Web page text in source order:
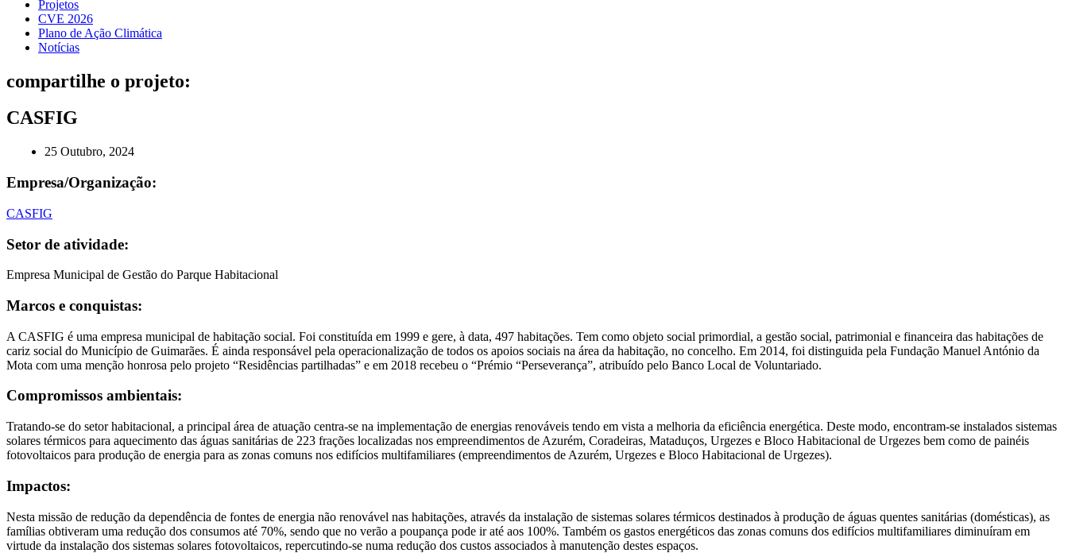
Projetos
CVE 2026
Plano de Ação Climática
Notícias
compartilhe o projeto:
CASFIG
25 Outubro, 2024
Empresa/Organização:
CASFIG
Setor de atividade:
Empresa Municipal de Gestão do Parque Habitacional
Marcos e conquistas:
A CASFIG é uma empresa municipal de habitação social. Foi constituída em 1999 e gere, à data, 497 habitações. Tem como objeto social primordial, a gestão social, patrimonial e financeira das habitações de
cariz social do Município de Guimarães. É ainda responsável pela operacionalização de todos os apoios sociais na área da habitação, no concelho. Em 2014, foi distinguida pela Fundação Manuel António da
Mota com uma menção honrosa pelo projeto “Residências partilhadas” e em 2018 recebeu o “Prémio “Perseverança”, atribuído pelo Banco Local de Voluntariado.
Compromissos ambientais:
Tratando-se do setor habitacional, a principal área de atuação centra-se na implementação de energias renováveis tendo em vista a melhoria da eficiência energética. Deste modo, encontram-se instalados sistemas
solares térmicos para aquecimento das águas sanitárias de 223 frações localizadas nos empreendimentos de Azurém, Coradeiras, Mataduços, Urgezes e Bloco Habitacional de Urgezes bem como de painéis
fotovoltaicos para produção de energia para as zonas comuns nos edifícios multifamiliares (empreendimentos de Azurém, Urgezes e Bloco Habitacional de Urgezes).
Impactos:
Nesta missão de redução da dependência de fontes de energia não renovável nas habitações, através da instalação de sistemas solares térmicos destinados à produção de águas quentes sanitárias (domésticas), as
famílias obtiveram uma redução dos consumos até 70%, sendo que no verão a poupança pode ir até aos 100%. Também os gastos energéticos das zonas comuns dos edifícios multifamiliares diminuíram em
virtude da instalação dos sistemas solares fotovoltaicos, repercutindo-se numa redução dos custos associados à manutenção destes espaços.